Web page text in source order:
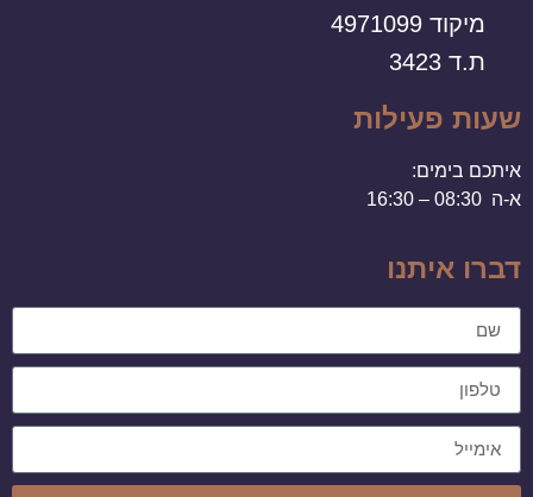
מיקוד 4971099
ת.ד 3423
שעות פעילות
איתכם בימים:
א-ה 08:30 – 16:30
דברו איתנו